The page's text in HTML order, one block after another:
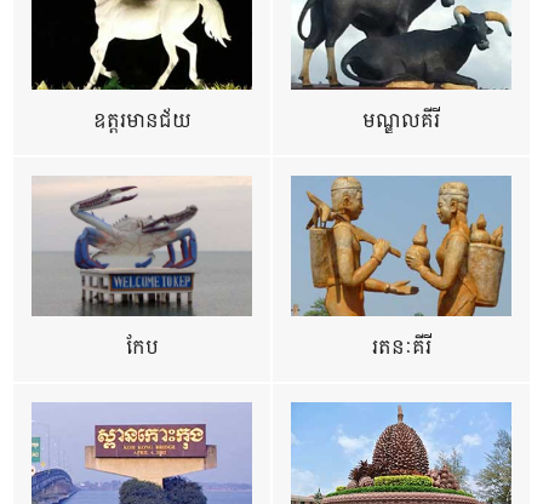
ឧត្ដរមានជ័យ មណ្ឌលគីរី
កែប រតនៈគីរី